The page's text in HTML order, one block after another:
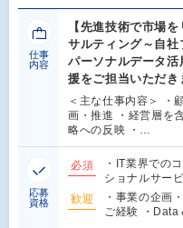
仕事
内容
【先進技術で市場
サルティング～自
パーソナルデータ
援をご担当いただき
＜主な仕事内容＞ ・
画・推進 ・経営層を
略への反映 ・…
応募
資格
必須
・IT業界での
ショナルサー
歓迎
・事業の企画
ご経験 ・